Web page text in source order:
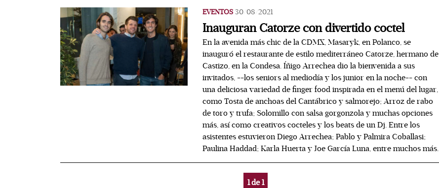
EVENTOS 30/08/2021
Inauguran Catorze con divertido coctel
En la avenida más chic de la CDMX, Masaryk, en Polanco, se
inauguró el restaurante de estilo mediterráneo Catorze, hermano de
Castizo, en la Condesa. Íñigo Arrechea dio la bienvenida a sus
invitados, --los seniors al mediodía y los junior en la noche-- con
una deliciosa variedad de finger food inspirada en el menú del lugar,
como Tosta de anchoas del Cantábrico y salmorejo; Arroz de rabo
de toro y trufa; Solomillo con salsa gorgonzola y muchas opciones
más, así como creativos cocteles y los beats de un Dj. Entre los
asistentes estuvieron Diego Arrechea; Pablo y Palmira Coballasi;
Paulina Haddad; Karla Huerta y Joe García Luna, entre muchos más.
1de1